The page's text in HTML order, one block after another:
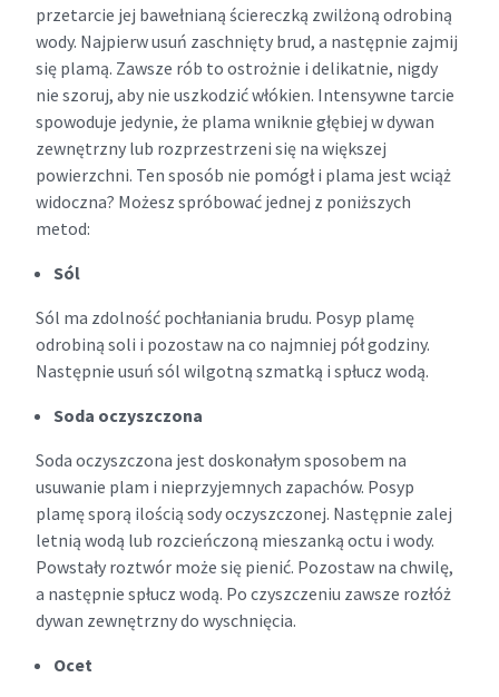
przetarcie jej bawełnianą ściereczką zwilżoną odrobiną
wody. Najpierw usuń zaschnięty brud, a następnie zajmij
się plamą. Zawsze rób to ostrożnie i delikatnie, nigdy
nie szoruj, aby nie uszkodzić włókien. Intensywne tarcie
spowoduje jedynie, że plama wniknie głębiej w dywan
zewnętrzny lub rozprzestrzeni się na większej
powierzchni. Ten sposób nie pomógł i plama jest wciąż
widoczna? Możesz spróbować jednej z poniższych
metod:
Sól
Sól ma zdolność pochłaniania brudu. Posyp plamę
odrobiną soli i pozostaw na co najmniej pół godziny.
Następnie usuń sól wilgotną szmatką i spłucz wodą.
Soda oczyszczona
Soda oczyszczona jest doskonałym sposobem na
usuwanie plam i nieprzyjemnych zapachów. Posyp
plamę sporą ilością sody oczyszczonej. Następnie zalej
letnią wodą lub rozcieńczoną mieszanką octu i wody.
Powstały roztwór może się pienić. Pozostaw na chwilę,
a następnie spłucz wodą. Po czyszczeniu zawsze rozłóż
dywan zewnętrzny do wyschnięcia.
Ocet